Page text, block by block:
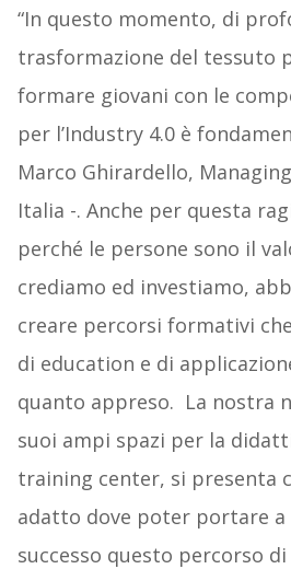
“In questo momento, di
trasformazione del tessuto
formare giovani con le
per l’Industry 4.0 è
Marco Ghirardello,
Italia -. Anche per questa
perché le persone sono il
crediamo ed investiamo,
creare percorsi formativi
di education e di
quanto appreso. La nostra
suoi ampi spazi per la
training center, si presenta
adatto dove poter portare a
successo questo percorso